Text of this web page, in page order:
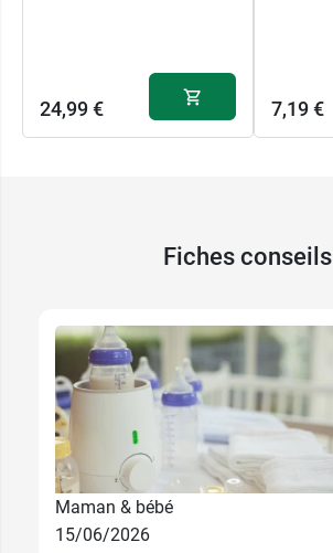
24,99 € 7,19 €
Fiches conseils
Maman & bébé
15/06/2026